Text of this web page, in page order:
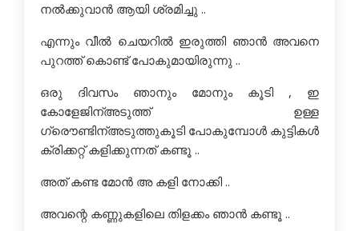
നല്‍ക്കുവാന്‍ ആയി ശ്രമിച്ചു ..
എന്നും വീല്‍ ചെയറില്‍ ഇരുത്തി ഞാന്‍ അവനെ
പുറത്ത് കൊണ്ട് പോകുമായിരുന്നു ..
ഒരു ദിവസം ഞാനും മോനും കൂടി , ഇ
കോളേജിന്അടുത്ത് ഉള്ള
ഗ്രൌണ്ടിന്അടുത്തുകൂടി പോകുമ്പോള്‍ കുട്ടികള്‍
ക്രിക്കറ്റ് കളിക്കുന്നത് കണ്ടൂ ..
അത് കണ്ട മോന്‍ അ കളി നോക്കി ..
അവന്റെ കണ്ണുകളിലെ തിളക്കം ഞാന്‍ കണ്ടൂ ..